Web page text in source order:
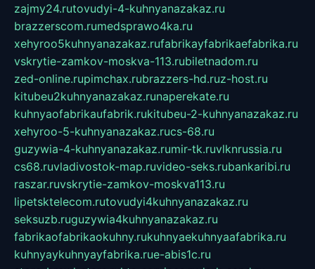
zajmy24.rutovudyi-4-kuhnyanazakaz.ru
brazzerscom.rumedsprawo4ka.ru
xehyroo5kuhnyanazakaz.rufabrikayfabrikaefabrika.ru
vskrytie-zamkov-moskva-113.rubiletnadom.ru
zed-online.rupimchax.rubrazzers-hd.ruz-host.ru
kitubeu2kuhnyanazakaz.runaperekate.ru
kuhnyaofabrikaufabrik.rukitubeu-2-kuhnyanazakaz.ru
xehyroo-5-kuhnyanazakaz.rucs-68.ru
guzywia-4-kuhnyanazakaz.rumir-tk.ruvlknrussia.ru
cs68.ruvladivostok-map.ruvideo-seks.rubankaribi.ru
raszar.ruvskrytie-zamkov-moskva113.ru
lipetsktelecom.rutovudyi4kuhnyanazakaz.ru
seksuzb.ruguzywia4kuhnyanazakaz.ru
fabrikaofabrikaokuhny.rukuhnyaekuhnyaafabrika.ru
kuhnyaykuhnyayfabrika.rue-abis1c.ru